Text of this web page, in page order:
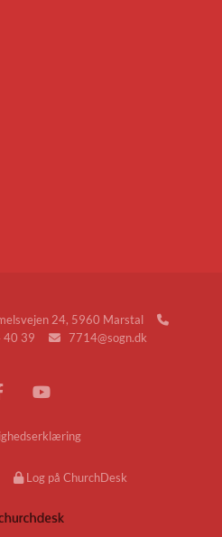
24, 5960 Marstal 
40 39 7714@sogn.dk
Log på ChurchDesk